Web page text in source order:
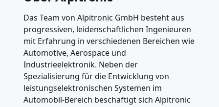
Das Team von Alpitronic GmbH besteht aus
progressiven, leidenschaftlichen Ingenieuren
mit Erfahrung in verschiedenen Bereichen wie
Automotive, Aerospace und
Industrieelektronik. Neben der
Spezialisierung für die Entwicklung von
leistungselektronischen Systemen im
Automobil-Bereich beschäftigt sich Alpitronic